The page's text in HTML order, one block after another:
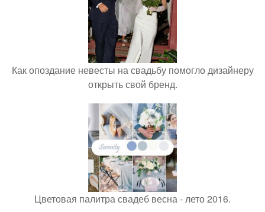
Как опоздание невесты на свадьбу помогло дизайнеру
открыть свой бренд.
Цветовая палитра свадеб весна - лето 2016.